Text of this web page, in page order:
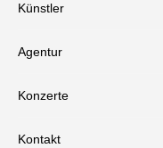
Künstler
Agentur
Konzerte
Kontakt